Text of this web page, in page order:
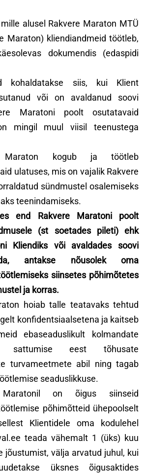
alusel Rakvere Maraton MTÜ
Maraton) kliendiandmeid töötleb,
dokumendis (edaspidi
kohaldatakse siis, kui Klient
või on avaldanud soovi
Maratoni poolt osutatavaid
mingil muul viisil teenustega
Maraton kogub ja töötleb
ulatuses, mis on vajalik Rakvere
sündmustel osalemiseks
teenindamiseks.
end Rakvere Maratoni poolt
(st soetades pileti) ehk
Kliendiks või avaldades soovi
antakse nõusolek oma
siinsetes põhimõtetes
ja korras.
hoiab talle teatavaks tehtud
konfidentsiaalsetena ja kaitseb
ebaseaduslikult kolmandate
sattumise eest tõhusate
turvameetmete abil ning tagab
seaduslikkuse.
on õigus siinseid
põhimõtteid ühepoolselt
Klientidele oma kodulehel
teada vähemalt 1 (üks) kuu
jõustumist, välja arvatud juhul, kui
üksnes õigusaktides